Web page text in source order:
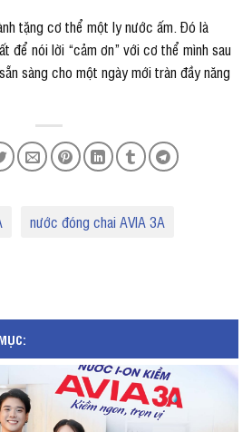
tặng cơ thể một ly nước ấm. Đó là
để nói lời “cảm ơn” với cơ thể mình sau
sàng cho một ngày mới tràn đầy năng
nước đóng chai AVIA 3A